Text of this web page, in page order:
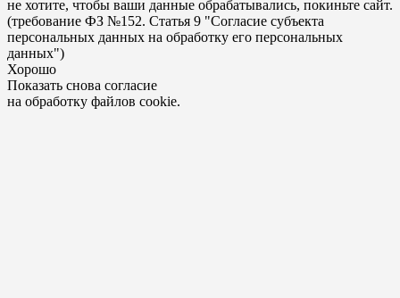
не хотите, чтобы ваши данные обрабатывались, покиньте сайт.
(требование ФЗ №152. Статья 9 "Согласие субъекта
персональных данных на обработку его персональных
данных")
Хорошо
Показать снова согласие
на обработку файлов cookie.